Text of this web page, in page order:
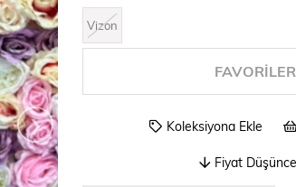
›
Vizon
Koleksiyona Ekle
Fiyat